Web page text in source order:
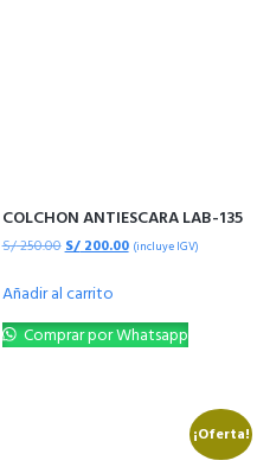
COLCHON ANTIESCARA LAB-135
S/250.00S/200.00 (incluye IGV)
Añadir al carrito
Comprar por Whatsapp
¡Oferta!